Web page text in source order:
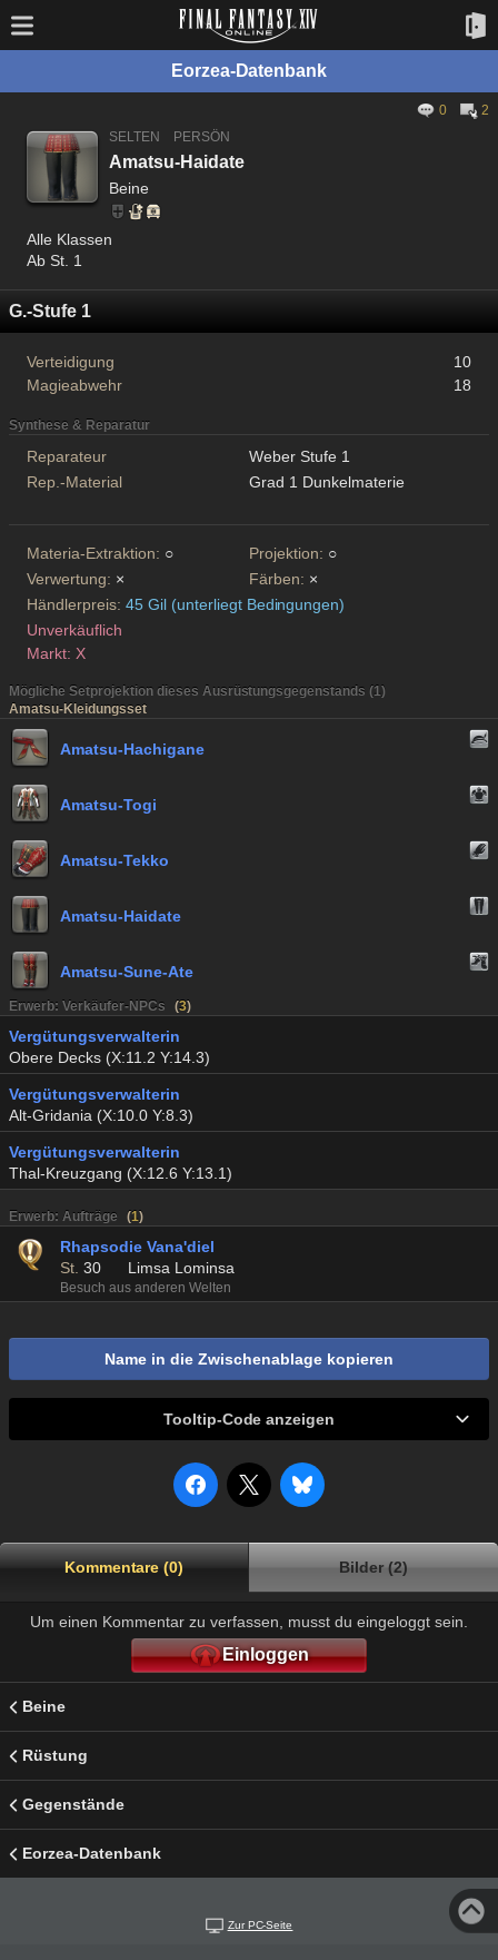
Eorzea-Datenbank
0
2
SELTEN
PERSÖN
Amatsu-Haidate
Beine
Alle Klassen
Ab St. 1
G.-Stufe 1
Verteidigung
10
Magieabwehr
18
Synthese & Reparatur
Reparateur
Weber Stufe 1
Rep.-Material
Grad 1 Dunkelmaterie
Materia-Extraktion: ○ Projektion: ○
Verwertung: × Färben: ×
Händlerpreis: 45 Gil (unterliegt Bedingungen)
Unverkäuflich
Markt: X
Mögliche Setprojektion dieses Ausrüstungsgegenstands (1)
Amatsu-Kleidungsset
Amatsu-Hachigane
Amatsu-Togi
Amatsu-Tekko
Amatsu-Haidate
Amatsu-Sune-Ate
Erwerb: Verkäufer-NPCs (3)
Vergütungsverwalterin
Obere Decks (X:11.2 Y:14.3)
Vergütungsverwalterin
Alt-Gridania (X:10.0 Y:8.3)
Vergütungsverwalterin
Thal-Kreuzgang (X:12.6 Y:13.1)
Erwerb: Aufträge (1)
Rhapsodie Vana'diel
St. 30 Limsa Lominsa
Besuch aus anderen Welten
Name in die Zwischenablage kopieren
Tooltip-Code anzeigen
Kommentare (0) Bilder (2)
Um einen Kommentar zu verfassen, musst du eingeloggt sein.
Einloggen
Beine
Rüstung
Gegenstände
Eorzea-Datenbank
Zur PC-Seite